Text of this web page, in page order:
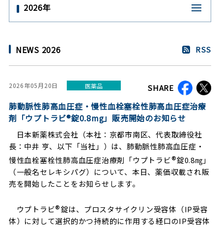
2026年
NEWS 2026 RSS
2026年05月20日 医薬品 SHARE
肺動脈性肺高血圧症・慢性血栓塞栓性肺高血圧症治療
剤「ウプトラビ®錠0.8mg」販売開始のお知らせ
日本新薬株式会社（本社：京都市南区、代表取締役社
長：中井 亨、以下「当社」）は、肺動脈性肺高血圧症・
慢性血栓塞栓性肺高血圧症治療剤「ウプトラビ®錠0.8㎎」
（一般名セレキシパグ）について、本日、薬価収載され販
売を開始したことをお知らせします。
ウプトラビ®錠は、プロスタサイクリン受容体（IP受容
体）に対して選択的かつ持続的に作用する経口のIP受容体